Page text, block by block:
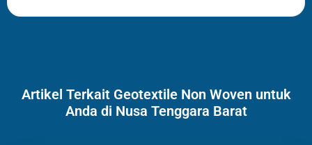
Artikel Terkait Geotextile Non Woven untuk
Anda di Nusa Tenggara Barat